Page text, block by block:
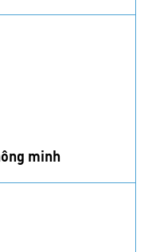
sản phẩm hàng
minh
chúng tôi.